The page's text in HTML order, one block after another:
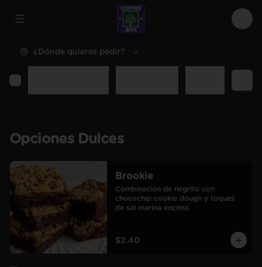
Abrir menu de navegación
¿Dónde quieres pedir?
Opciones Dulces
Brookie
Combinación de negrito con
chocochip cookie dough y toques
de sal marina encima.
$2.40